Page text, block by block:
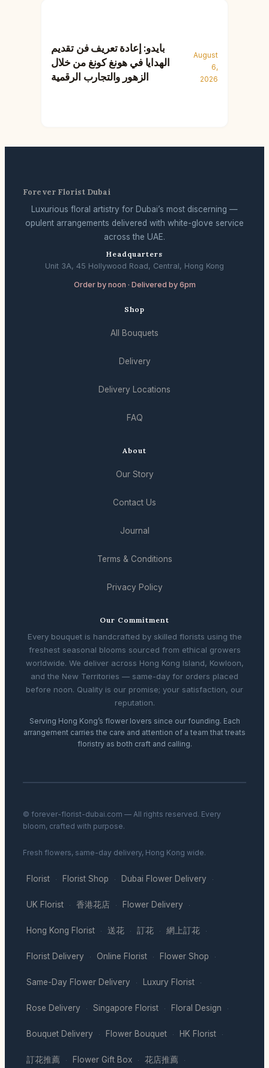
بايدو: إعادة تعريف فن تقديم
الهدايا في هونغ كونغ من خلال
الزهور والتجارب الرقمية
August
6,
2026
Forever Florist Dubai
Luxurious floral artistry for Dubai’s most discerning —
opulent arrangements delivered with white-glove service
across the UAE.
Headquarters
Unit 3A, 45 Hollywood Road, Central, Hong Kong
Order by noon · Delivered by 6pm
Shop
All Bouquets
Delivery
Delivery Locations
FAQ
About
Our Story
Contact Us
Journal
Terms & Conditions
Privacy Policy
Our Commitment
Every bouquet is handcrafted by skilled florists using the
freshest seasonal blooms sourced from ethical growers
worldwide. We deliver across Hong Kong Island, Kowloon,
and the New Territories — same-day for orders placed
before noon. Quality is our promise; your satisfaction, our
reputation.
Serving Hong Kong’s flower lovers since our founding. Each
arrangement carries the care and attention of a team that treats
floristry as both craft and calling.
© forever-florist-dubai.com — All rights reserved. Every
bloom, crafted with purpose.
Fresh flowers, same-day delivery, Hong Kong wide.
Florist · Florist Shop · Dubai Flower Delivery ·
UK Florist · 香港花店 · Flower Delivery ·
Hong Kong Florist · 送花 · 訂花 · 網上訂花 ·
Florist Delivery · Online Florist · Flower Shop ·
Same-Day Flower Delivery · Luxury Florist ·
Rose Delivery · Singapore Florist · Floral Design ·
Bouquet Delivery · Flower Bouquet · HK Florist ·
訂花推薦 · Flower Gift Box · 花店推薦 ·